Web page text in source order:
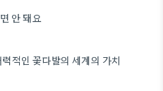
안 돼요
적인 꽃다발의 세계의 가치